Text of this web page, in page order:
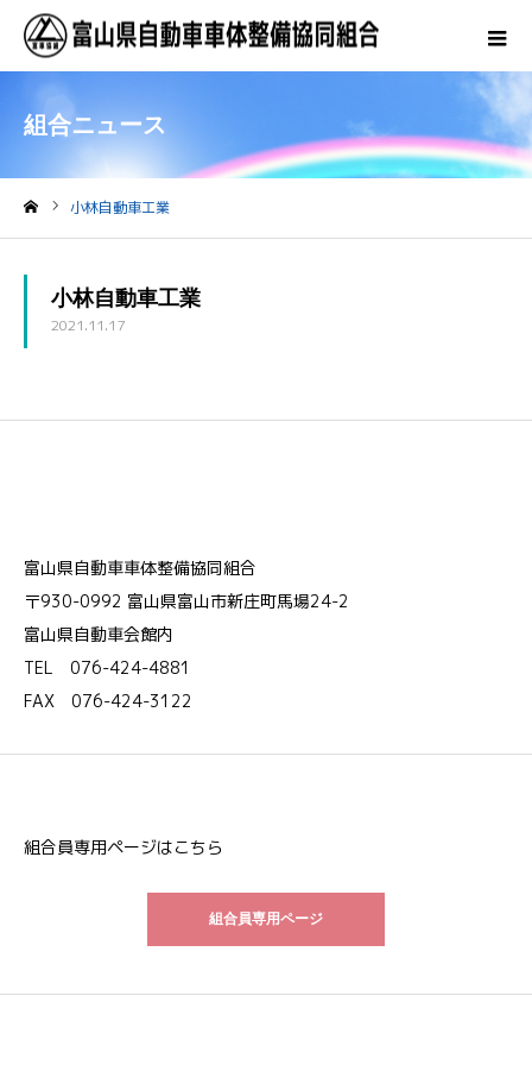
組合ニュース
小林自動車工業
小林自動車工業
2021.11.17
富山県自動車車体整備協同組合
〒930-0992 富山県富山市新庄町馬場24-2
富山県自動車会館内
TEL 076-424-4881
FAX 076-424-3122
組合員専用ページはこちら
組合員専用ページ